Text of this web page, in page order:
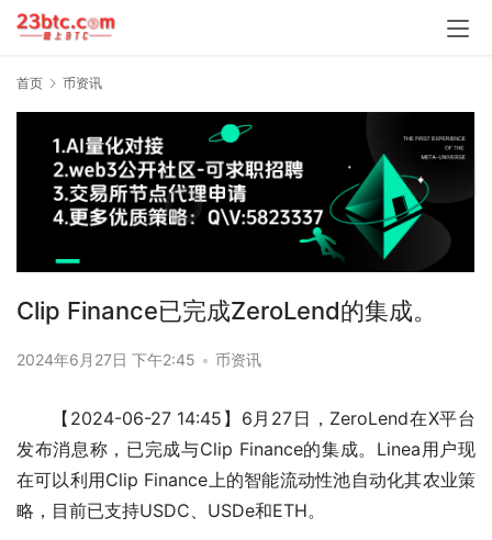
首页 币资讯
Clip Finance已完成ZeroLend的集成。
2024年6月27日 下午2:45 • 币资讯
【2024-06-27 14:45】6月27日，ZeroLend在X平台
发布消息称，已完成与Clip Finance的集成。Linea用户现
在可以利用Clip Finance上的智能流动性池自动化其农业策
略，目前已支持USDC、USDe和ETH。